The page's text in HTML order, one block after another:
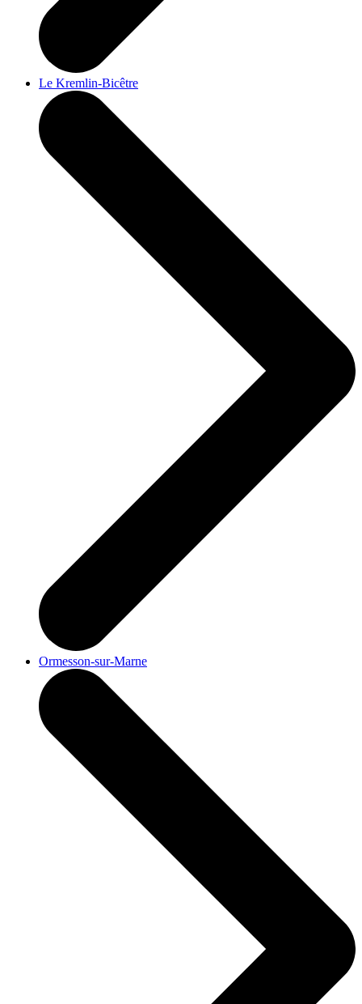
Le Kremlin-Bicêtre
Ormesson-sur-Marne